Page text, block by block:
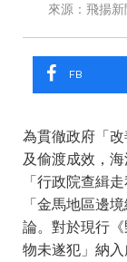
來源：飛揚
FB
為貫徹政府「
及偷渡成效，
「行政院查緝
「金馬地區邊
論。對於現行
物未遂犯」納